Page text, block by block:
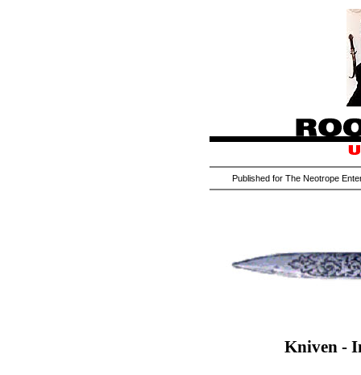
Published for The Neotrope
Kniven -